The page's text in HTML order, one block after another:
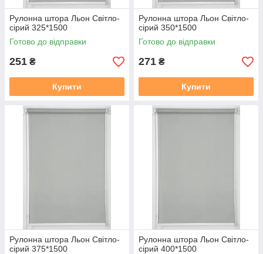
Рулонна штора Льон Cвiтло-
сiрий 325*1500
Готово до відправки
251 ₴
Купити
Рулонна штора Льон Cвiтло-
сiрий 350*1500
Готово до відправки
271 ₴
Купити
Рулонна штора Льон Cвiтло-
сiрий 375*1500
Рулонна штора Льон Cвiтло-
сiрий 400*1500